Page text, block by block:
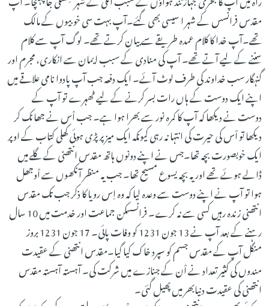
مقدس فرانسس کے شہر ا سیسی بھی گئے۔آپ بہت سی خوبیوں کے مالک
تھے۔آپ خدا کا کلام عمدہ طریقے سے بیان کرتے تھے۔ لوگ آپ سے کلام
سننے کے لیے آتے تھے۔ آپ کی منادی کے سبب ایمان سے انکاری، مجرم اور
گنہگار سب خداوند کی طرف لوٹ آئے۔ ایک دفعہ جب آپ پادوا نامی علاقے میں
اپنے ایک دوست کے ہاں رات بسر کرنے کے لیے ٹھہرے تو آپ کے
دوست نے دیکھا کہ آپ کا کمرہ نور سے بھرا ہوا ہے۔ جب اْس نے جھانک کر
دیکھا تو اْس کی حیرت کی انتہا نہ رہی کیونکہ ایک میز پر پڑی ہوئی کھلی کتاب کے اوپر
ایک خوبصورت بچہ تھا۔جس نے اپنے دونوں ہاتھ مقدس انتھنی کے گلے میں
ڈالے ہوئے تھے اور یہ بچہ یسوع مسیح تھا۔ جب یہ منظر آنکھوں سے اْوجھل
ہوا تو آپ نے اپنے دوست سے وعدہ لیا کہ وہ اِس رویا کا ذکر جب تک مقدس
انتھنی زندہ رہیں کسی سے نہ کرے۔ فرانسسکن جماعت اور خدمت میں 10 سال
رہنے کے بعد آپ نے 13 جون 1231 کو وفات پائی۔ 17 جون 1231 بروز
منگل آپ کے مقدس جسم کو سپرد خاک کیا گیا۔مقدس انتھنی کے عقیدت
مندوں کی کثیر تعداد نے اْن کے جنازے میں شرکت کی۔ آہستہ آہستہ مقدس
انتھنی کی عقیدت دنیابھر میں پھیل گئی۔